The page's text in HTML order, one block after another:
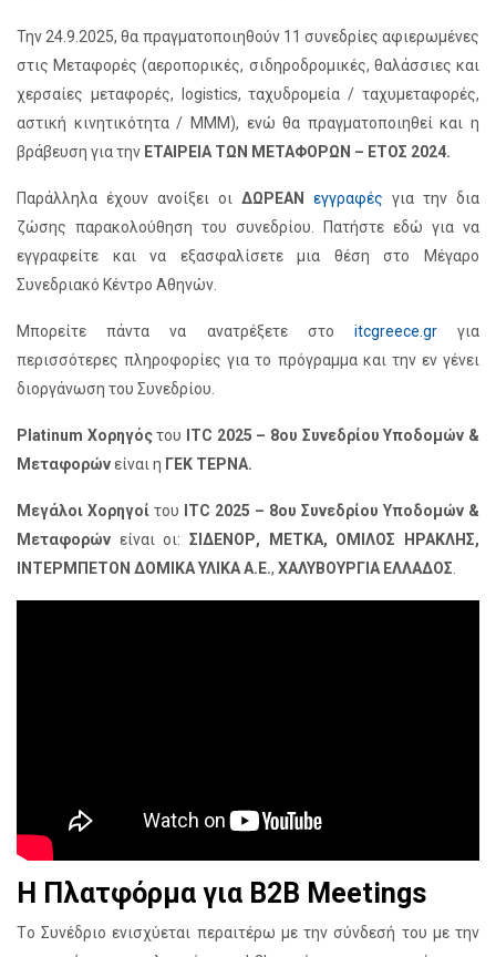
Την 24.9.2025, θα πραγματοποιηθούν 11 συνεδρίες αφιερωμένες
στις Μεταφορές (αεροπορικές, σιδηροδρομικές, θαλάσσιες και
χερσαίες μεταφορές, logistics, ταχυδρομεία / ταχυμεταφορές,
αστική κινητικότητα / ΜΜΜ), ενώ θα πραγματοποιηθεί και η
βράβευση για την ΕΤΑΙΡΕΙΑ ΤΩΝ ΜΕΤΑΦΟΡΩΝ – ΕΤΟΣ 2024.
Παράλληλα έχουν ανοίξει οι ΔΩΡΕΑΝ εγγραφές για την δια
ζώσης παρακολούθηση του συνεδρίου. Πατήστε εδώ για να
εγγραφείτε και να εξασφαλίσετε μια θέση στο Μέγαρο
Συνεδριακό Κέντρο Αθηνών.
Μπορείτε πάντα να ανατρέξετε στο itcgreece.grγια
περισσότερες πληροφορίες για το πρόγραμμα και την εν γένει
διοργάνωση του Συνεδρίου.
Platinum Χορηγόςτου
ITC 2025 – 8ου Συνεδρίου Υποδομών &
Μεταφορώνείναι η ΓΕΚ ΤΕΡΝΑ.
Μεγάλοι Χορηγοί του
ITC 2025 – 8ου Συνεδρίου Υποδομών &
Μεταφορών είναι οι: ΣΙΔΕΝΟΡ, ΜΕΤΚΑ, ΟΜΙΛΟΣ ΗΡΑΚΛΗΣ,
ΙΝΤΕΡΜΠΕΤΟΝ ΔΟΜΙΚΑ ΥΛΙΚΑΑ.Ε., ΧΑΛΥΒΟΥΡΓΙΑ ΕΛΛΑΔΟΣ
Η Πλατφόρμα για B2B Meetings
Tο Συνέδριο ενισχύεται περαιτέρω με την σύνδεσή του με την